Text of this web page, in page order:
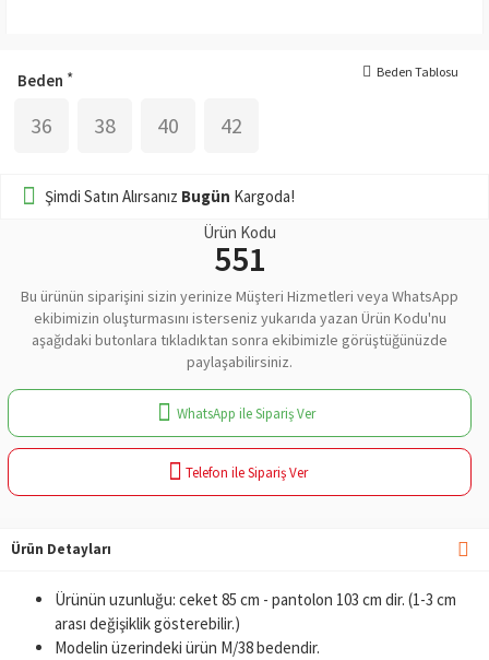
Beden
36 38 40 42
Beden Tablosu
Şimdi Satın Alırsanız Bugün Kargoda!
Ürün Kodu
551
Bu ürünün siparişini sizin yerinize Müşteri Hizmetleri veya WhatsApp
ekibimizin oluşturmasını isterseniz yukarıda yazan Ürün Kodu'nu
aşağıdaki butonlara tıkladıktan sonra ekibimizle görüştüğünüzde
paylaşabilirsiniz.
WhatsApp ile Sipariş Ver
Telefon ile Sipariş Ver
Ürün Detayları
Ürünün uzunluğu: ceket 85 cm - pantolon 103 cm dir. (1-3 cm
arası değişiklik gösterebilir.)
Modelin üzerindeki ürün M/38 bedendir.